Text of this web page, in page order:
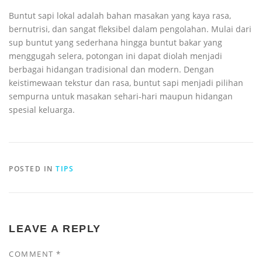
Buntut sapi lokal adalah bahan masakan yang kaya rasa,
bernutrisi, dan sangat fleksibel dalam pengolahan. Mulai dari
sup buntut yang sederhana hingga buntut bakar yang
menggugah selera, potongan ini dapat diolah menjadi
berbagai hidangan tradisional dan modern. Dengan
keistimewaan tekstur dan rasa, buntut sapi menjadi pilihan
sempurna untuk masakan sehari-hari maupun hidangan
spesial keluarga.
POSTED IN TIPS
LEAVE A REPLY
COMMENT *